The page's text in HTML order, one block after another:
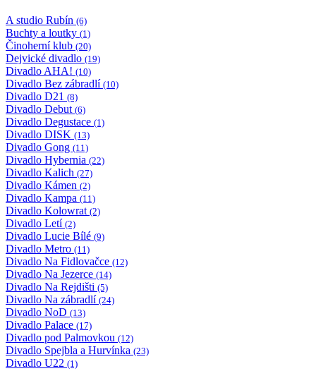
A studio Rubín (6)
Buchty a loutky (1)
Činoherní klub (20)
Dejvické divadlo (19)
Divadlo AHA! (10)
Divadlo Bez zábradlí (10)
Divadlo D21 (8)
Divadlo Debut (6)
Divadlo Degustace (1)
Divadlo DISK (13)
Divadlo Gong (11)
Divadlo Hybernia (22)
Divadlo Kalich (27)
Divadlo Kámen (2)
Divadlo Kampa (11)
Divadlo Kolowrat (2)
Divadlo Letí (2)
Divadlo Lucie Bílé (9)
Divadlo Metro (11)
Divadlo Na Fidlovačce (12)
Divadlo Na Jezerce (14)
Divadlo Na Rejdišti (5)
Divadlo Na zábradlí (24)
Divadlo NoD (13)
Divadlo Palace (17)
Divadlo pod Palmovkou (12)
Divadlo Spejbla a Hurvínka (23)
Divadlo U22 (1)